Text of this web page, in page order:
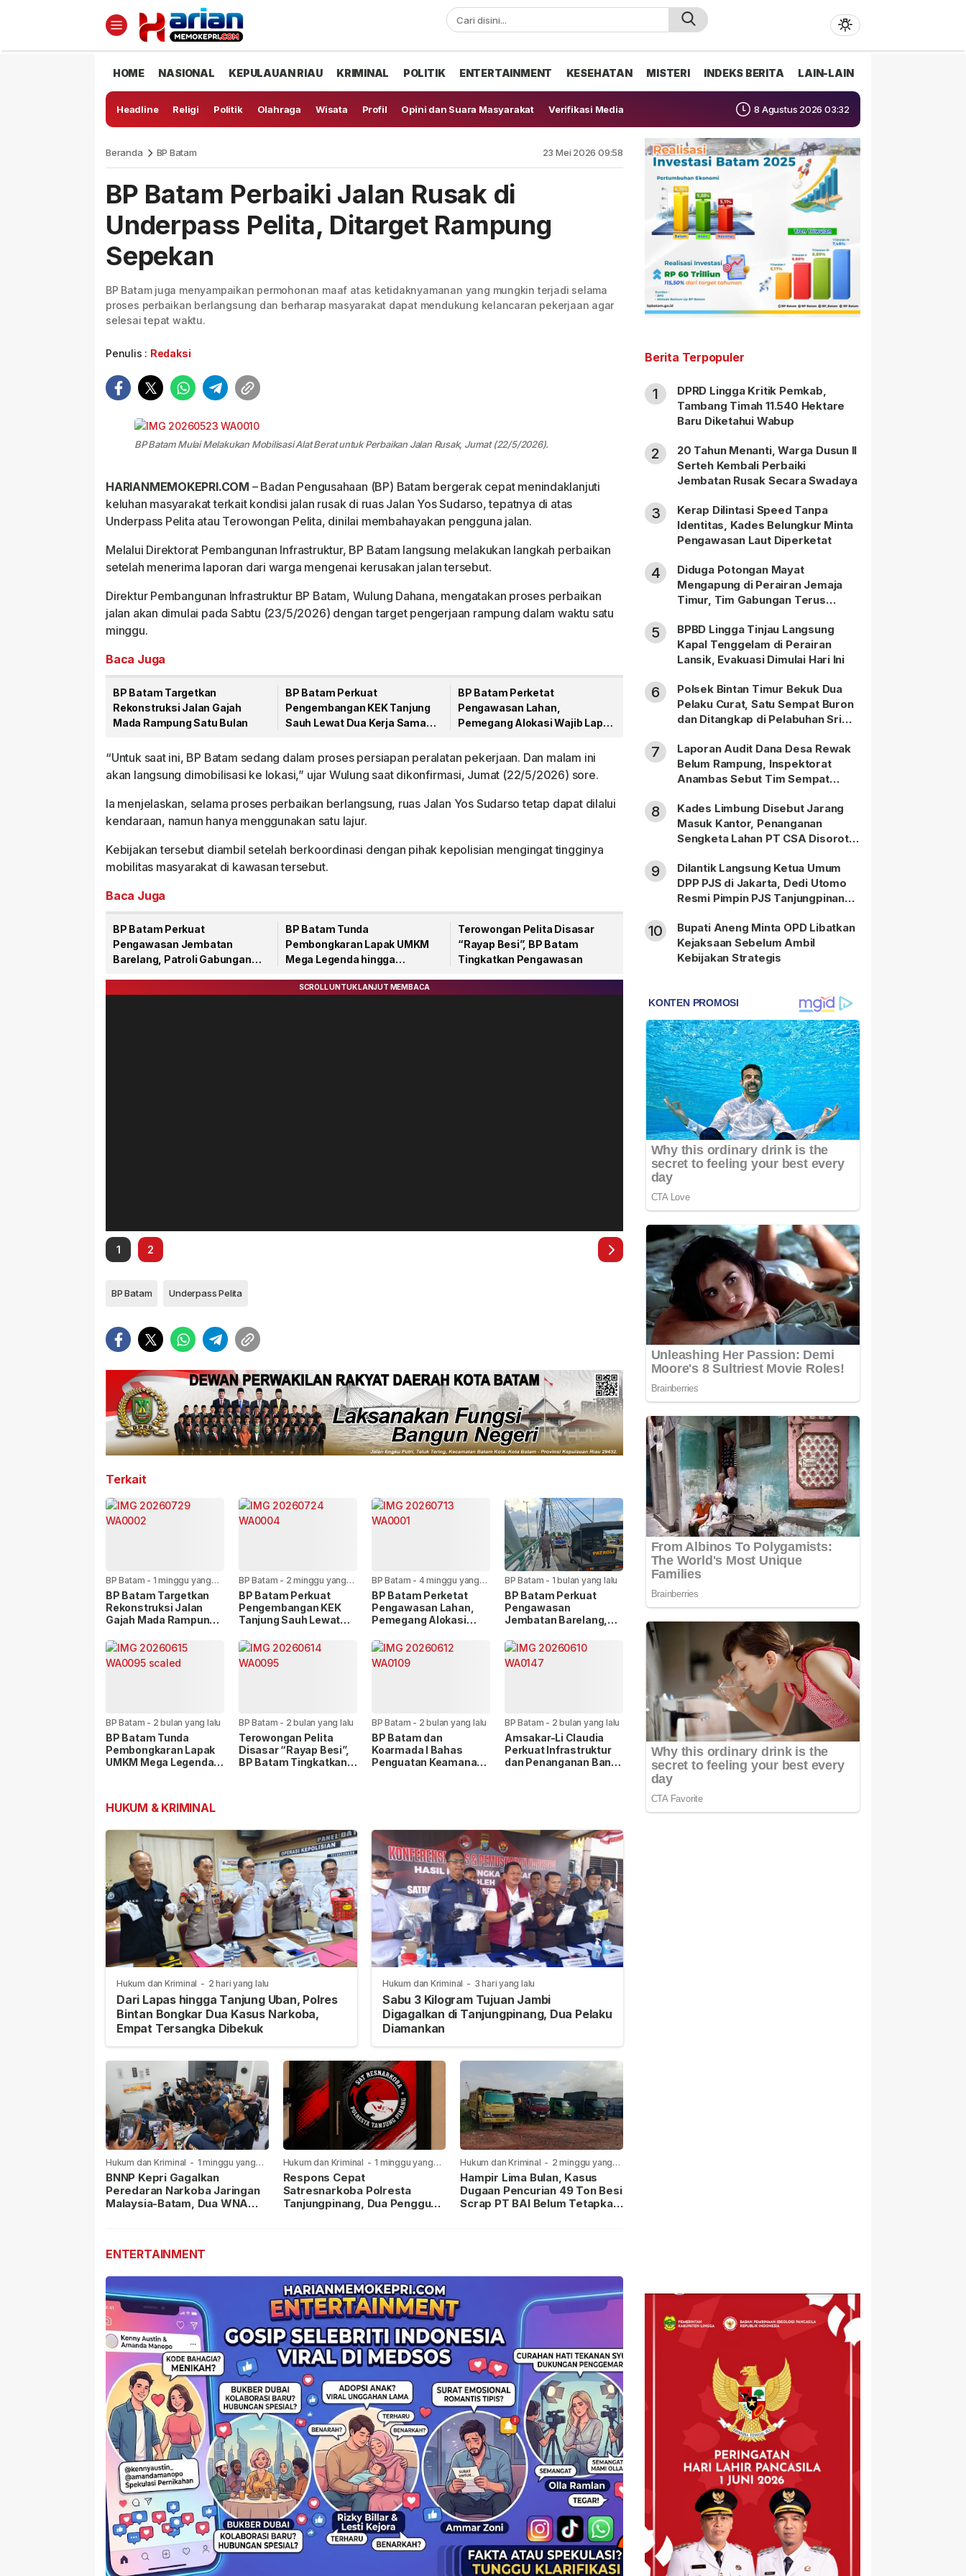
HOME NASIONAL KEPULAUAN RIAU KRIMINAL POLITIK ENTERTAINMENT KESEHATAN MISTERI INDEKS BERITA LAIN-LAIN
Headline Religi Politik Olahraga Wisata Profil Opini dan Suara Masyarakat Verifikasi Media 8 Agustus 2026 03:32
Beranda BP Batam 23 Mei 2026 09:58
BP Batam Perbaiki Jalan Rusak di
Underpass Pelita, Ditarget Rampung
Sepekan
BP Batam juga menyampaikan permohonan maaf atas ketidaknyamanan yang mungkin terjadi selama
proses perbaikan berlangsung dan berharap masyarakat dapat mendukung kelancaran pekerjaan agar
selesai tepat waktu.
Penulis : Redaksi
BP Batam Mulai Melakukan Mobilisasi Alat Berat untuk Perbaikan Jalan Rusak, Jumat (22/5/2026).
HARIANMEMOKEPRI.COM – Badan Pengusahaan (BP) Batam bergerak cepat menindaklanjuti
keluhan masyarakat terkait kondisi jalan rusak di ruas Jalan Yos Sudarso, tepatnya di atas
Underpass Pelita atau Terowongan Pelita, dinilai membahayakan pengguna jalan.
Melalui Direktorat Pembangunan Infrastruktur, BP Batam langsung melakukan langkah perbaikan
setelah menerima laporan dari warga mengenai kerusakan jalan tersebut.
Direktur Pembangunan Infrastruktur BP Batam, Wulung Dahana, mengatakan proses perbaikan
jalan akan dimulai pada Sabtu (23/5/2026) dengan target pengerjaan rampung dalam waktu satu
minggu.
Baca Juga
BP Batam Targetkan
Rekonstruksi Jalan Gajah
Mada Rampung Satu Bulan
BP Batam Perkuat
Pengembangan KEK Tanjung
Sauh Lewat Dua Kerja Sama
BP Batam Perketat
Pengawasan Lahan,
Pemegang Alokasi Wajib Lapor
“Untuk saat ini, BP Batam sedang dalam proses persiapan peralatan pekerjaan. Dan malam ini
akan langsung dimobilisasi ke lokasi,” ujar Wulung saat dikonfirmasi, Jumat (22/5/2026) sore.
Ia menjelaskan, selama proses perbaikan berlangsung, ruas Jalan Yos Sudarso tetap dapat dilalui
kendaraan, namun hanya menggunakan satu lajur.
Kebijakan tersebut diambil setelah berkoordinasi dengan pihak kepolisian mengingat tingginya
mobilitas masyarakat di kawasan tersebut.
Baca Juga
BP Batam Perkuat
Pengawasan Jembatan
Barelang, Patroli Gabungan
BP Batam Tunda
Pembongkaran Lapak UMKM
Mega Legenda hingga
Terowongan Pelita Disasar
“Rayap Besi”, BP Batam
Tingkatkan Pengawasan
1 2
BP Batam Underpass Pelita
Terkait
BP Batam - 1 minggu yang
lalu
BP Batam Targetkan
Rekonstruksi Jalan
Gajah Mada Rampung
BP Batam - 2 minggu yang
lalu
BP Batam Perkuat
Pengembangan KEK
Tanjung Sauh Lewat
Strategis
BP Batam - 4 minggu yang
lalu
BP Batam Perketat
Pengawasan Lahan,
Pemegang Alokasi
Pembangunan via LMS
BP Batam - 1 bulan yang lalu
BP Batam Perkuat
Pengawasan
Jembatan Barelang,
Cegah Parkir Liar dan
Pungli
BP Batam - 2 bulan yang lalu
BP Batam Tunda
Pembongkaran Lapak
UMKM Mega Legenda
BP Batam - 2 bulan yang lalu
Terowongan Pelita
Disasar “Rayap Besi”,
BP Batam Tingkatkan
BP Batam - 2 bulan yang lalu
BP Batam dan
Koarmada I Bahas
Penguatan Keamanan
BP Batam - 2 bulan yang lalu
Amsakar-Li Claudia
Perkuat Infrastruktur
dan Penanganan Banjir
HUKUM & KRIMINAL
Hukum dan Kriminal - 2 hari yang lalu
Dari Lapas hingga Tanjung Uban, Polres
Bintan Bongkar Dua Kasus Narkoba,
Empat Tersangka Dibekuk
Hukum dan Kriminal - 3 hari yang lalu
Sabu 3 Kilogram Tujuan Jambi
Digagalkan di Tanjungpinang, Dua Pelaku
Diamankan
Hukum dan Kriminal - 1 minggu yang
lalu
BNNP Kepri Gagalkan
Peredaran Narkoba Jaringan
Malaysia-Batam, Dua WNA
Hukum dan Kriminal - 1 minggu yang
lalu
Respons Cepat
Satresnarkoba Polresta
Tanjungpinang, Dua Pengguna
Hukum dan Kriminal - 2 minggu yang
lalu
Hampir Lima Bulan, Kasus
Dugaan Pencurian 49 Ton Besi
Scrap PT BAI Belum Tetapkan
ENTERTAINMENT
Berita Terpopuler
1
DPRD Lingga Kritik Pemkab,
Tambang Timah 11.540 Hektare
Baru Diketahui Wabup
2
20 Tahun Menanti, Warga Dusun II
Serteh Kembali Perbaiki
Jembatan Rusak Secara Swadaya
3
Kerap Dilintasi Speed Tanpa
Identitas, Kades Belungkur Minta
Pengawasan Laut Diperketat
4
Diduga Potongan Mayat
Mengapung di Perairan Jemaja
Timur, Tim Gabungan Terus
5
BPBD Lingga Tinjau Langsung
Kapal Tenggelam di Perairan
Lansik, Evakuasi Dimulai Hari Ini
6
Polsek Bintan Timur Bekuk Dua
Pelaku Curat, Satu Sempat Buron
dan Ditangkap di Pelabuhan Sri
7
Laporan Audit Dana Desa Rewak
Belum Rampung, Inspektorat
Anambas Sebut Tim Sempat
8
Kades Limbung Disebut Jarang
Masuk Kantor, Penanganan
Sengketa Lahan PT CSA Disorot
9
Dilantik Langsung Ketua Umum
DPP PJS di Jakarta, Dedi Utomo
Resmi Pimpin PJS Tanjungpinang-
10
Bupati Aneng Minta OPD Libatkan
Kejaksaan Sebelum Ambil
Kebijakan Strategis